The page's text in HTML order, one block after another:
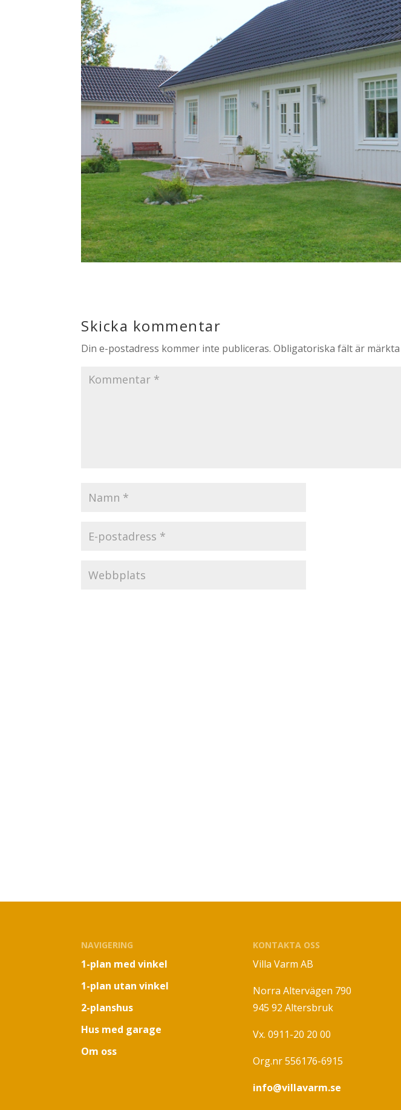
Skicka kommentar
Din e-postadress kommer inte publiceras. Obligatoriska fält är
NAVIGERING
1-plan med vinkel
1-plan utan vinkel
2-planshus
Hus med garage
Om oss
KONTAKTA OSS
Villa Varm AB
Norra Altervägen 790
945 92 Altersbruk
Vx. 0911-20 20 00
Org.nr 556176-6915
info@villavarm.se